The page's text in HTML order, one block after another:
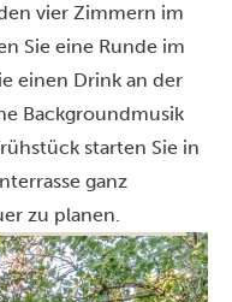
vier Zimmern im
Sie eine Runde im
einen Drink an der
Backgroundmusik
starten Sie in
ganz
zu planen.